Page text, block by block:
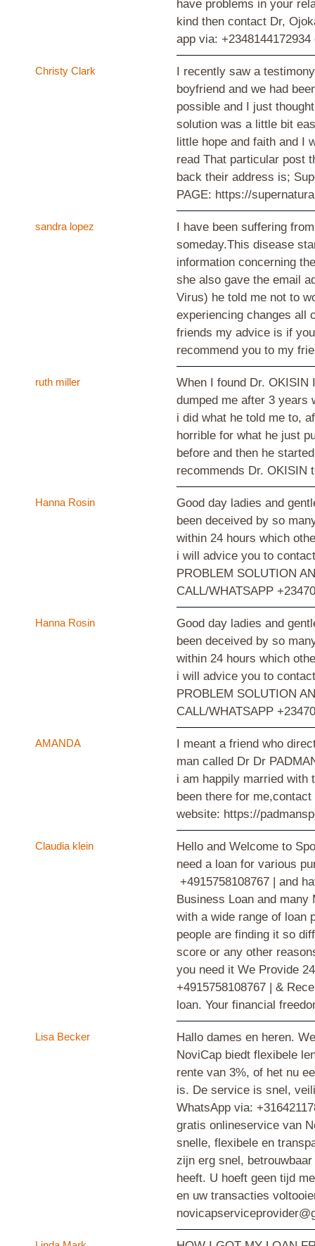
have problems in your
kind then contact Dr,
app via:
Christy Clark
I recently saw a
boyfriend and we had
possible and I just
solution was a little bit
little hope and faith and I
read That particular post
back their address is;
PAGE: https://
sandra lopez
I have been suffering
someday.This disease
information concerning
she also gave the email
Virus) he told me not to
experiencing changes all
friends my advice is if
recommend you to my
ruth miller
When I found Dr.
dumped me after 3 years
i did what he told me to,
horrible for what he just
before and then he
recommends Dr. OKISIN
Hanna Rosin
Good day ladies and
been deceived by so
within 24 hours which
i will advice you to
PROBLEM SOLUTION
CALL/WHATSAPP
Hanna Rosin
Good day ladies and
been deceived by so
within 24 hours which
i will advice you to
PROBLEM SOLUTION
CALL/WHATSAPP
AMANDA
I meant a friend who
man called Dr Dr
i am happily married with
been there for
website: https://
Claudia klein
Hello and Welcome to
need a loan for various
+4915758108767 | and
Business Loan and
with a wide range of loan
people are finding it so
score or any other
you need it We Provide
+4915758108767 | &
loan. Your financial
Lisa Becker
Hallo dames en heren.
NoviCap biedt flexibele
rente van 3%, of het nu
is. De service is snel,
WhatsApp via:
gratis onlineservice van
snelle, flexibele en
zijn erg snel,
heeft. U hoeft geen tijd
en uw transacties